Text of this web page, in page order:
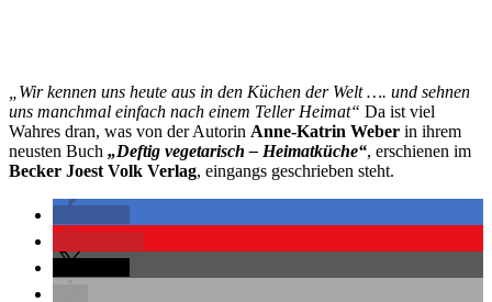
„Wir kennen uns heute aus in den Küchen der Welt …. und sehnen
uns manchmal einfach nach einem Teller Heimat“ Da ist viel
Wahres dran, was von der Autorin Anne-Katrin Weber in ihrem
neusten Buch „Deftig vegetarisch – Heimatküche“, erschienen im
Becker Joest Volk Verlag, eingangs geschrieben steht.